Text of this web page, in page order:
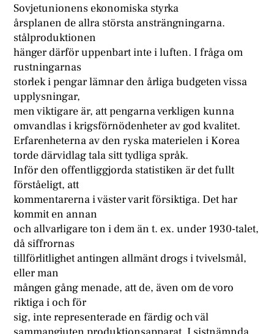
Sovjetunionens ekonomiska styrka
årsplanen de allra största ansträngningarna.
stålproduktionen
hänger därför uppenbart inte i luften. I fråga om
rustningarnas
storlek i pengar lämnar den årliga budgeten vissa
upplysningar,
men viktigare är, att pengarna verkligen kunna
omvandlas i krigsförnödenheter av god kvalitet.
Erfarenheterna av den ryska materielen i Korea
torde därvidlag tala sitt tydliga språk.
Inför den offentliggjorda statistiken är det fullt
förståeligt, att
kommentarerna i väster varit försiktiga. Det har
kommit en annan
och allvarligare ton i dem än t. ex. under 1930-talet,
då siffrornas
tillförlitlighet antingen allmänt drogs i tvivelsmål,
eller man
mången gång menade, att de, även om de voro
riktiga i och för
sig, inte representerade en färdig och väl